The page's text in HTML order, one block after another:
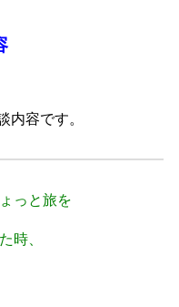
内容です。
っと旅を
時、